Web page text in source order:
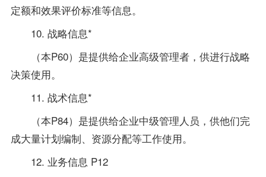
定额和效果评价标准等信息。
10. 战略信息*
（本P60）是提供给企业高级管理者，供进行战略
决策使用。
11. 战术信息*
（本P84）是提供给企业中级管理人员，供他们完
成大量计划编制、资源分配等工作使用。
12. 业务信息 P12